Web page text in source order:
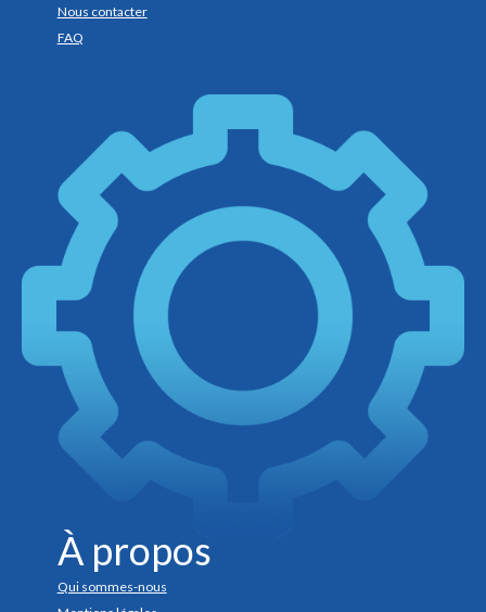
Nous contacter
FAQ
À propos
Qui sommes-nous